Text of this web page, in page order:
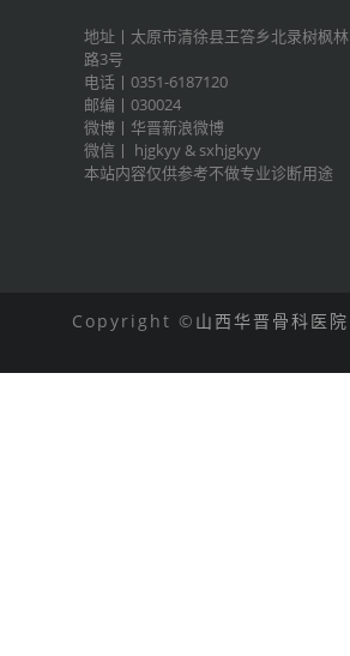
地址丨太原市清徐县王答乡北录树枫林
路3号
电话丨0351-6187120
邮编丨030024
微博丨 华晋新浪微博
微信丨 hjgkyy & sxhjgkyy
本站内容仅供参考不做专业诊断用途
Copyright © 山西华晋骨科医院